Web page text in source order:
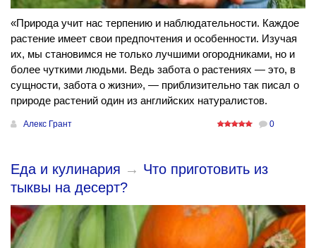
«Природа учит нас терпению и наблюдательности. Каждое
растение имеет свои предпочтения и особенности. Изучая
их, мы становимся не только лучшими огородниками, но и
более чуткими людьми. Ведь забота о растениях — это, в
сущности, забота о жизни», — приблизительно так писал о
природе растений один из английских натуралистов.
Алекс Грант 0
Еда и кулинария → Что приготовить из
тыквы на десерт?